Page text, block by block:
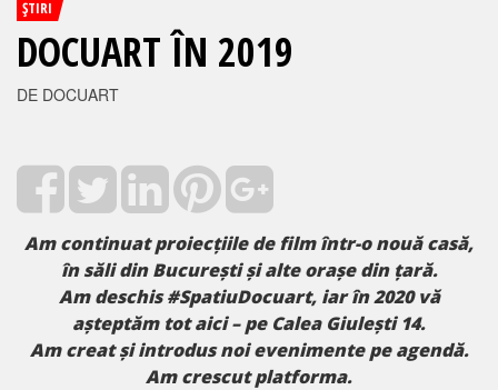
ŞTIRI
DOCUART ÎN 2019
DE DOCUART
Am continuat proiecțiile de film într-o nouă casă,
în săli din București și alte orașe din țară.
Am deschis #SpatiuDocuart, iar în 2020 vă
așteptăm tot aici – pe Calea Giulești 14.
Am creat și introdus noi evenimente pe agendă.
Am crescut platforma.